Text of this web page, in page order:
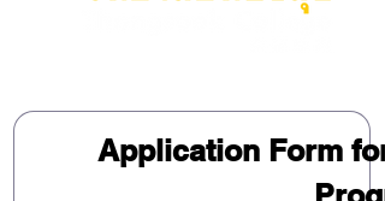
Application Form